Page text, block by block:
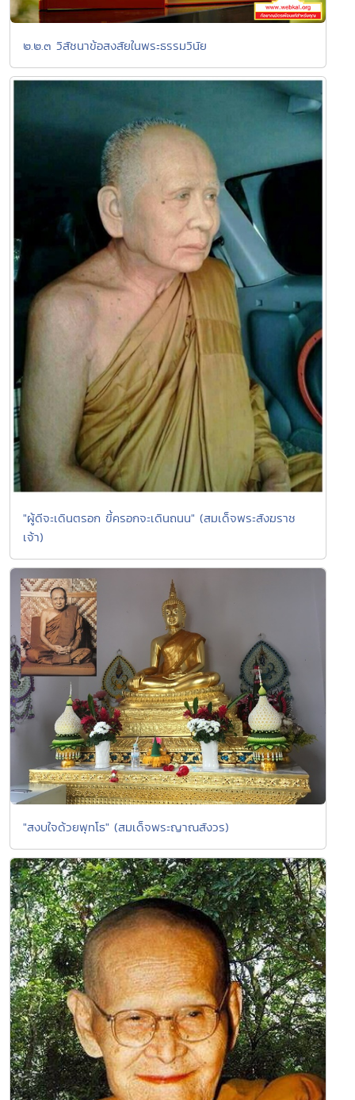
๒.๒.๓ วิสัชนาข้อสงสัยในพระธรรมวินัย
"ผู้ดีจะเดินตรอก ขี้ครอกจะเดินถนน" (สมเด็จพระสังฆราช
เจ้า)
"สงบใจด้วยพุทโธ" (สมเด็จพระญาณสังวร)